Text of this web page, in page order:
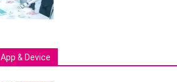
App & Device